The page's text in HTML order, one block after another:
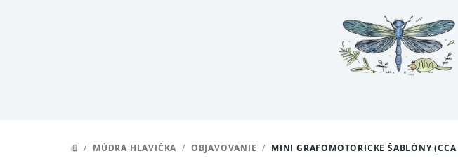
DOMOV
/ MÚDRA HLAVIČKA / OBJAVOVANIE / MINI GRAFOMOTORICKE ŠABLÓNY